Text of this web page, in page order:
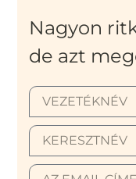
Nagyon
de azt